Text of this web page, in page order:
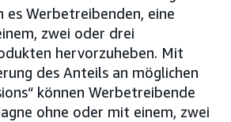
es Werbetreibenden, eine
zwei oder drei
hervorzuheben. Mit
des Anteils an möglichen
können Werbetreibende
ohne oder mit einem, zwei